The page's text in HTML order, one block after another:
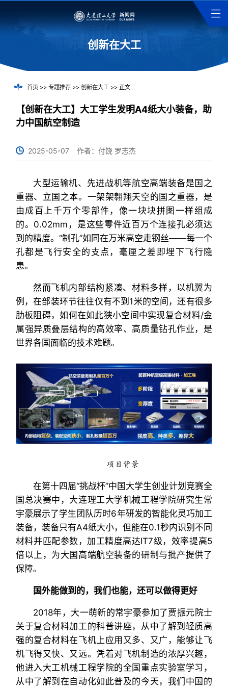
创新在大工
首页>> 专题推荐>> 创新在大工>> 正文
【创新在大工】大工学生发明A4纸大小装备，助
力中国航空制造
2025-05-07 作者：付饶 罗志杰
大型运输机、先进战机等航空高端装备是国之
重器、立国之本。一架架翱翔天空的国之重器，是
由成百上千万个零部件，像一块块拼图一样组成
的。0.02mm，是这些零件近百万个连接孔必须达
到的精度。“制孔”如同在万米高空走钢丝——每一个
孔都是飞行安全的支点，毫厘之差即埋下飞行隐
患。
然而飞机内部结构紧凑、材料多样，以机翼为
例，在部装环节往往仅有不到1米的空间，还有很多
肋板阻碍，如何在如此狭小空间中实现复合材料/金
属强异质叠层结构的高效率、高质量钻孔作业，是
世界各国面临的技术难题。
项目背景
在第十四届“挑战杯”中国大学生创业计划竞赛全
国总决赛中，大连理工大学机械工程学院研究生常
宇豪展示了学生团队历时6年研发的智能化灵巧加工
装备，装备只有A4纸大小，但能在0.1秒内识别不同
材料并匹配参数，加工精度高达IT7级，效率提高5
倍以上，为大国高端航空装备的研制与批产提供了
保障。
国外能做到的，我们也能，还可以做得更好
2018年，大一萌新的常宇豪参加了贾振元院士
关于复合材料加工的科普讲座，从中了解到轻质高
强的复合材料在飞机上应用又多、又广，能够让飞
机飞得又快、又远。凭着对飞机制造的浓厚兴趣，
他进入大工机械工程学院的全国重点实验室学习，
从中了解到在自动化如此普及的今天，我们中国的